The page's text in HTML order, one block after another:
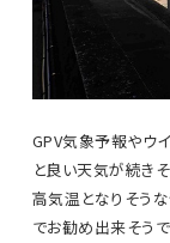
GPV気象予報やウ
と良い天気が続き
高気温となりそう
でお勧め出来そう